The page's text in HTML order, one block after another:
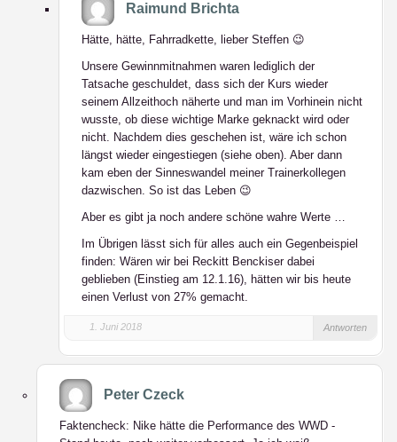
Raimund Brichta
Hätte, hätte, Fahrradkette, lieber Steffen 😉
Unsere Gewinnmitnahmen waren lediglich der
Tatsache geschuldet, dass sich der Kurs wieder
seinem Allzeithoch näherte und man im Vorhinein nicht
wusste, ob diese wichtige Marke geknackt wird oder
nicht. Nachdem dies geschehen ist, wäre ich schon
längst wieder eingestiegen (siehe oben). Aber dann
kam eben der Sinneswandel meiner Trainerkollegen
dazwischen. So ist das Leben 😉
Aber es gibt ja noch andere schöne wahre Werte …
Im Übrigen lässt sich für alles auch ein Gegenbeispiel
finden: Wären wir bei Reckitt Benckiser dabei
geblieben (Einstieg am 12.1.16), hätten wir bis heute
einen Verlust von 27% gemacht.
1. Juni 2018 Antworten
Peter Czeck
Faktencheck: Nike hätte die Performance des WWD -